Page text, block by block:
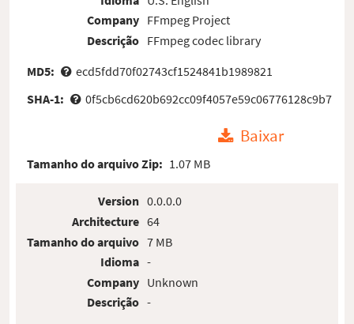
Company
Descrição
FFmpeg Project
FFmpeg codec library
MD5:
ecd5fdd70f02743cf1524841b1989821
SHA-1:
0f5cb6cd620b692cc09f4057e59c06776128c9b7
Baixar
Tamanho do arquivo Zip: 1.07 MB
Version
Architecture
Tamanho do arquivo
Idioma
Company
Descrição
0.0.0.0
64
7 MB
-
Unknown
-